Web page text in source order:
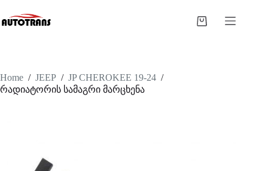
Home / JEEP / JP CHEROKEE 19-24 /
რადიატორის სამაგრი მარცხენა